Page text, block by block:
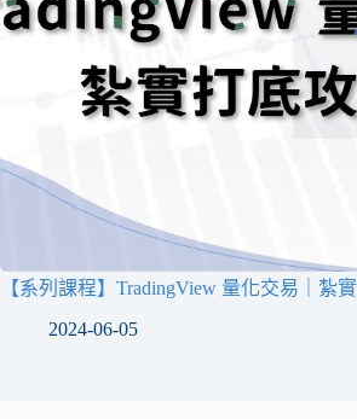
【系列課程】TradingView 量化交易｜紮
2024-06-05